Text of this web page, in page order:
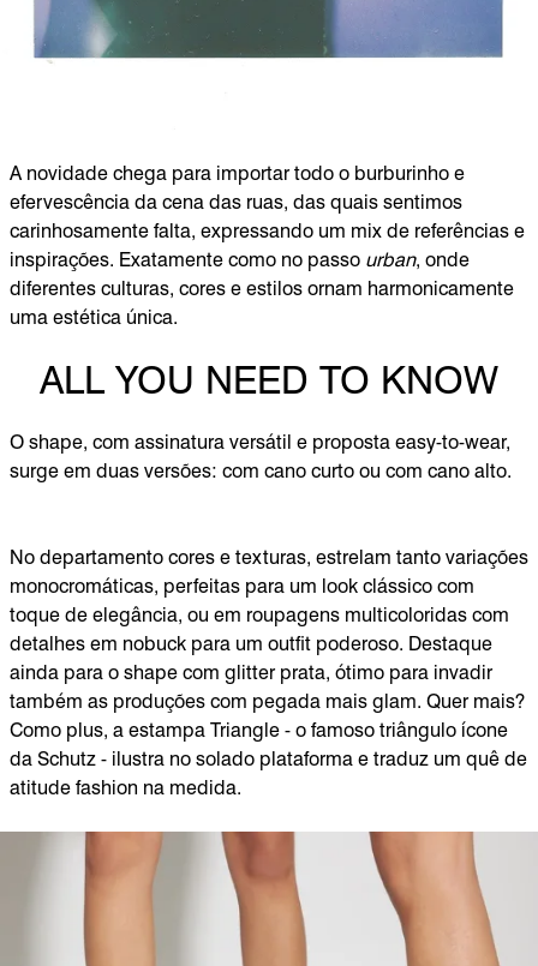
A novidade chega para importar todo o burburinho e
efervescência da cena das ruas, das quais sentimos
carinhosamente falta, expressando um mix de referências e
inspirações. Exatamente como no passo urban, onde
diferentes culturas, cores e estilos ornam harmonicamente
uma estética única.
ALL YOU NEED TO KNOW
O shape, com assinatura versátil e proposta easy-to-wear,
surge em duas versões: com cano curto ou com cano alto.
No departamento cores e texturas, estrelam tanto variações
monocromáticas, perfeitas para um look clássico com
toque de elegância, ou em roupagens multicoloridas com
detalhes em nobuck para um outfit poderoso. Destaque
ainda para o shape com glitter prata, ótimo para invadir
também as produções com pegada mais glam. Quer mais?
Como plus, a estampa Triangle - o famoso triângulo ícone
da Schutz - ilustra no solado plataforma e traduz um quê de
atitude fashion na medida.